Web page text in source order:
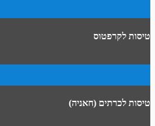
טיסות לקרפטוס
טיסות לכרתים (חאניה)